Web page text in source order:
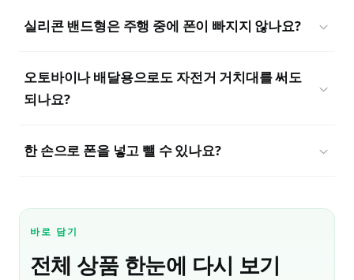
실리콘 밴드형은 주행 중에 폰이 빠지지 않나요?
오토바이나 배달용으로도 자전거 거치대를 써도
되나요?
한 손으로 폰을 넣고 뺄 수 있나요?
바로 담기
전체 상품 한눈에 다시 보기